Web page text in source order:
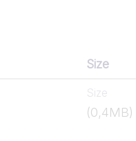
Size
Size
(0,4MB)